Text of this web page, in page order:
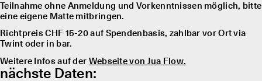
Teilnahme ohne Anmeldung und Vorkenntnissen möglich, bitte
eine eigene Matte mitbringen.
Richtpreis CHF 15-20 auf Spendenbasis, zahlbar vor Ort via
Twint oder in bar.
Weitere Infos auf der Webseite von Jua Flow.
nächste Daten: